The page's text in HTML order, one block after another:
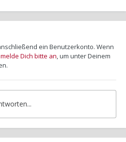
ein Benutzerkonto. Wenn
melde Dich bitte an, um unter Deinem